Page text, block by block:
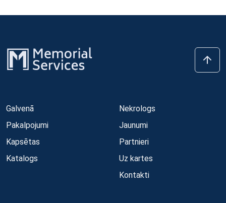
Galvenā
Pakalpojumi
Kapsētas
Katalogs
Nekrologs
Jaunumi
Partnieri
Uz kartes
Kontakti